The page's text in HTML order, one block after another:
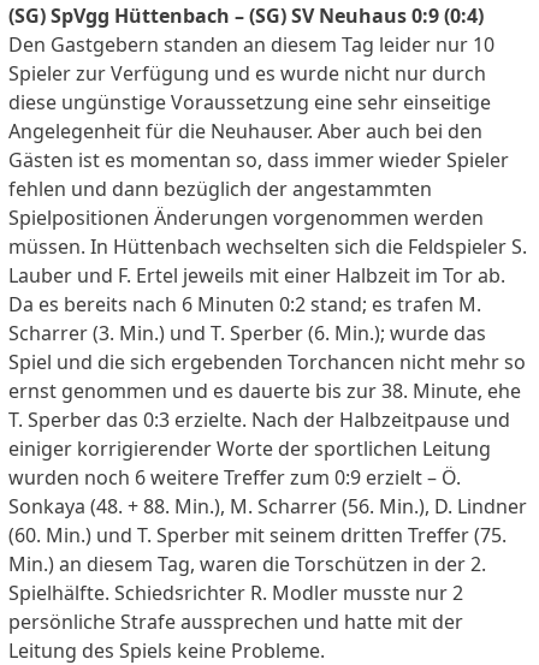
(SG) SpVgg Hüttenbach – (SG) SV Neuhaus 0:9 (0:4)
Den Gastgebern standen an diesem Tag leider nur 10
Spieler zur Verfügung und es wurde nicht nur durch
diese ungünstige Voraussetzung eine sehr einseitige
Angelegenheit für die Neuhauser. Aber auch bei den
Gästen ist es momentan so, dass immer wieder Spieler
fehlen und dann bezüglich der angestammten
Spielpositionen Änderungen vorgenommen werden
müssen. In Hüttenbach wechselten sich die Feldspieler S.
Lauber und F. Ertel jeweils mit einer Halbzeit im Tor ab.
Da es bereits nach 6 Minuten 0:2 stand; es trafen M.
Scharrer (3. Min.) und T. Sperber (6. Min.); wurde das
Spiel und die sich ergebenden Torchancen nicht mehr so
ernst genommen und es dauerte bis zur 38. Minute, ehe
T. Sperber das 0:3 erzielte. Nach der Halbzeitpause und
einiger korrigierender Worte der sportlichen Leitung
wurden noch 6 weitere Treffer zum 0:9 erzielt – Ö.
Sonkaya (48. + 88. Min.), M. Scharrer (56. Min.), D. Lindner
(60. Min.) und T. Sperber mit seinem dritten Treffer (75.
Min.) an diesem Tag, waren die Torschützen in der 2.
Spielhälfte. Schiedsrichter R. Modler musste nur 2
persönliche Strafe aussprechen und hatte mit der
Leitung des Spiels keine Probleme.